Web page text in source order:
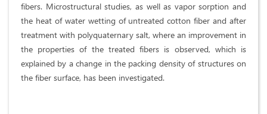
fibers. Microstructural studies, as well as vapor sorption and
the heat of water wetting of untreated cotton fiber and after
treatment with polyquaternary salt, where an improvement in
the properties of the treated fibers is observed, which is
explained by a change in the packing density of structures on
the fiber surface, has been investigated.